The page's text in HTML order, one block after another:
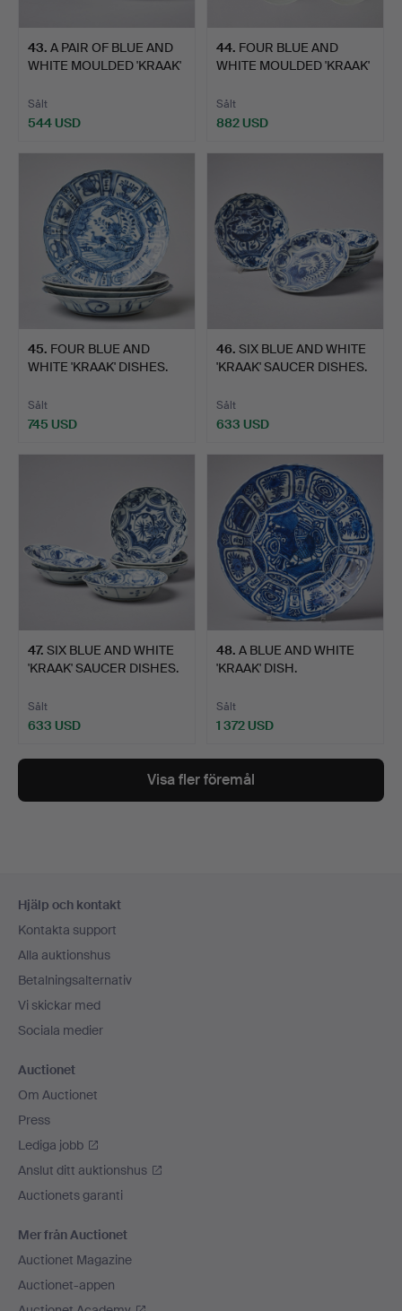
43. A PAIR OF BLUE AND
WHITE MOULDED 'KRAAK'
Sålt
544 USD
44. FOUR BLUE AND
WHITE MOULDED 'KRAAK'
Sålt
882 USD
45. FOUR BLUE AND
WHITE 'KRAAK' DISHES.
Sålt
745 USD
46. SIX BLUE AND WHITE
'KRAAK' SAUCER DISHES.
Sålt
633 USD
47. SIX BLUE AND WHITE
'KRAAK' SAUCER DISHES.
Sålt
633 USD
48. A BLUE AND WHITE
'KRAAK' DISH.
Sålt
1 372 USD
Visa fler föremål
Hjälp och kontakt
Kontakta support
Alla auktionshus
Betalningsalternativ
Vi skickar med
Sociala medier
Auctionet
Om Auctionet
Press
Lediga jobb
Anslut ditt auktionshus
Auctionets garanti
Mer från Auctionet
Auctionet Magazine
Auctionet-appen